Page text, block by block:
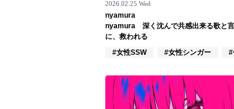
2026.02.25 Wed
nyamura
nyamura 深く沈んで共感出来る歌と
に、救われる
#女性SSW
#女性シンガー #